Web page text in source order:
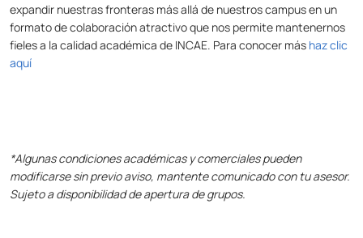
expandir nuestras fronteras más allá de nuestros campus en un
formato de colaboración atractivo que nos permite mantenernos
fieles a la calidad académica de INCAE. Para conocer más haz clic
aquí
*Algunas condiciones académicas y comerciales pueden
modificarse sin previo aviso, mantente comunicado con tu asesor.
Sujeto a disponibilidad de apertura de grupos.